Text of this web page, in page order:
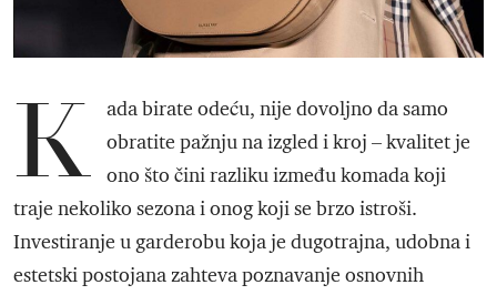
K
ada birate odeću, nije dovoljno da samo
obratite pažnju na izgled i kroj – kvalitet je
ono što čini razliku između komada koji
traje nekoliko sezona i onog koji se brzo istroši.
Investiranje u garderobu koja je dugotrajna, udobna i
estetski postojana zahteva poznavanje osnovnih